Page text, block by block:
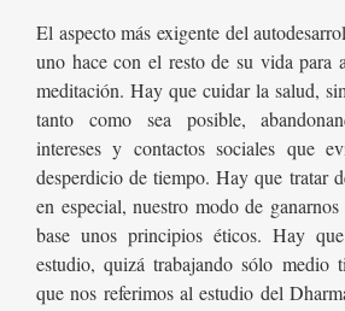
El aspecto más exigente del
uno hace con el resto de su vida para
meditación. Hay que cuidar la salud,
tanto como sea posible,
intereses y contactos sociales que
desperdicio de tiempo. Hay que tratar
en especial, nuestro modo de
base unos principios éticos. Hay
estudio, quizá trabajando sólo medio
que nos referimos al estudio del